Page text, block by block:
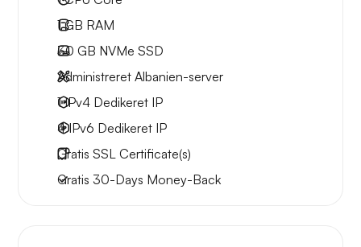
1 GB RAM
30 GB NVMe SSD
Administreret Albanien-server
1 IPv4 Dedikeret IP
4 IPv6 Dedikeret IP
Gratis SSL Certificate(s)
Gratis 30-Days Money-Back